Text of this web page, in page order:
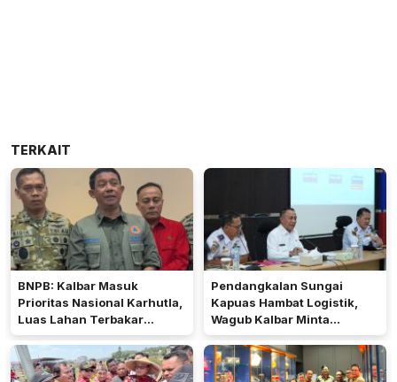
TERKAIT
BNPB: Kalbar Masuk
Prioritas Nasional Karhutla,
Luas Lahan Terbakar
Peringkat Keempat
Pendangkalan Sungai
Kapuas Hambat Logistik,
Wagub Kalbar Minta
Pengerukan Diprioritaskan